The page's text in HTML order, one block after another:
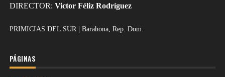
DIRECTOR: Victor Féliz Rodríguez
PRIMICIAS DEL SUR | Barahona, Rep. Dom.
PÁGINAS